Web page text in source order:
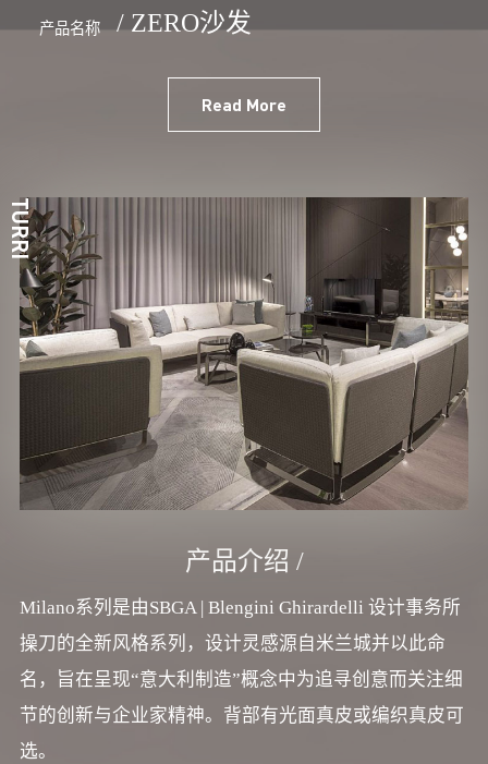
产品名称 / ZERO沙发
Read More
产品介绍 /
Milano系列是由SBGA | Blengini Ghirardelli 设计事务所
操刀的全新风格系列，设计灵感源自米兰城并以此命
名，旨在呈现“意大利制造”概念中为追寻创意而关注细
节的创新与企业家精神。背部有光面真皮或编织真皮可
选。
TURRI